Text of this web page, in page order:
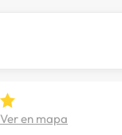
Ver en mapa